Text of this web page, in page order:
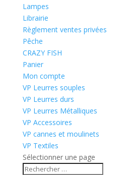
Lampes
Librairie
Règlement ventes privées
Pêche
CRAZY FISH
Panier
Mon compte
VP Leurres souples
VP Leurres durs
VP Leurres Métalliques
VP Accessoires
VP cannes et moulinets
VP Textiles
Sélectionner une page